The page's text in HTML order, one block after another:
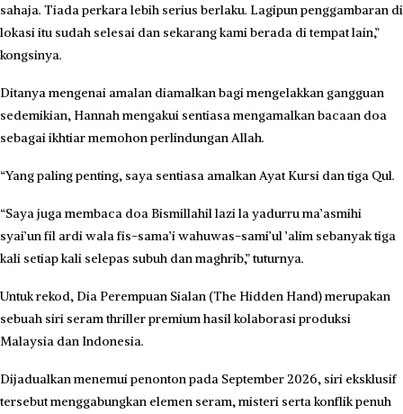
sahaja. Tiada perkara lebih serius berlaku. Lagipun penggambaran di
lokasi itu sudah selesai dan sekarang kami berada di tempat lain,”
kongsinya.
Ditanya mengenai amalan diamalkan bagi mengelakkan gangguan
sedemikian, Hannah mengakui sentiasa mengamalkan bacaan doa
sebagai ikhtiar memohon perlindungan Allah.
“Yang paling penting, saya sentiasa amalkan Ayat Kursi dan tiga Qul.
“Saya juga membaca doa Bismillahil lazi la yadurru ma’asmihi
syai’un fil ardi wala fis-sama’i wahuwas-sami’ul ’alim sebanyak tiga
kali setiap kali selepas subuh dan maghrib,” tuturnya.
Untuk rekod, Dia Perempuan Sialan (The Hidden Hand) merupakan
sebuah siri seram thriller premium hasil kolaborasi produksi
Malaysia dan Indonesia.
Dijadualkan menemui penonton pada September 2026, siri eksklusif
tersebut menggabungkan elemen seram, misteri serta konflik penuh